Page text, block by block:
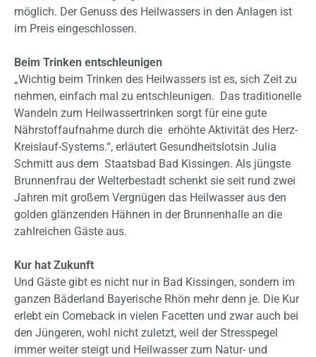
möglich. Der Genuss des Heilwassers in den Anlagen ist
im Preis eingeschlossen.
Beim Trinken entschleunigen
„Wichtig beim Trinken des Heilwassers ist es, sich Zeit zu
nehmen, einfach mal zu entschleunigen. Das traditionelle
Wandeln zum Heilwassertrinken sorgt für eine gute
Nährstoffaufnahme durch die erhöhte Aktivität des Herz-
Kreislauf-Systems.“, erläutert Gesundheitslotsin Julia
Schmitt aus dem Staatsbad Bad Kissingen. Als jüngste
Brunnenfrau der Welterbestadt schenkt sie seit rund zwei
Jahren mit großem Vergnügen das Heilwasser aus den
golden glänzenden Hähnen in der Brunnenhalle an die
zahlreichen Gäste aus.
Kur hat Zukunft
Und Gäste gibt es nicht nur in Bad Kissingen, sondern im
ganzen Bäderland Bayerische Rhön mehr denn je. Die Kur
erlebt ein Comeback in vielen Facetten und zwar auch bei
den Jüngeren, wohl nicht zuletzt, weil der Stresspegel
immer weiter steigt und Heilwasser zum Natur- und